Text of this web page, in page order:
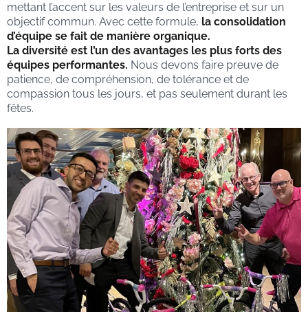
mettant l’accent sur les valeurs de l’entreprise et sur un
objectif commun. Avec cette formule, la consolidation
d’équipe se fait de manière organique.
La diversité est l’un des avantages les plus forts des
équipes performantes. Nous devons faire preuve de
patience, de compréhension, de tolérance et de
compassion tous les jours, et pas seulement durant les
fêtes.